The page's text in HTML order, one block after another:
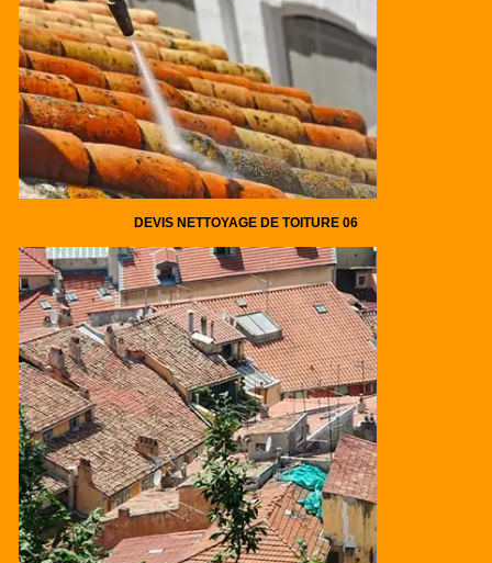
DEVIS NETTOYAGE DE TOITURE 06